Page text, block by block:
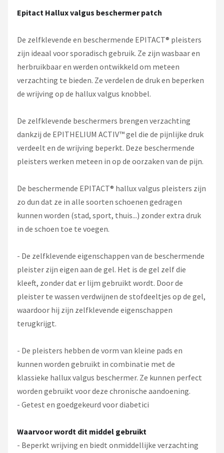
Epitact Hallux valgus beschermer patch
De zelfklevende en beschermende EPITACT® pleisters
zijn ideaal voor sporadisch gebruik. Ze zijn wasbaar en
herbruikbaar en werden ontwikkeld om meteen
verzachting te bieden. Ze verdelen de druk en beperken
de wrijving op de hallux valgus knobbel.
De zelfklevende beschermers brengen verzachting
dankzij de EPITHELIUM ACTIV™ gel die de pijnlijke druk
verdeelt en de wrijving beperkt. Deze beschermende
pleisters werken meteen in op de oorzaken van de pijn.
De beschermende EPITACT® hallux valgus pleisters zijn
zo dun dat ze in alle soorten schoenen gedragen
kunnen worden (stad, sport, thuis...) zonder extra druk
in de schoen toe te voegen.
- De zelfklevende eigenschappen van de beschermende
pleister zijn eigen aan de gel. Het is de gel zelf die
kleeft, zonder dat er lijm gebruikt wordt. Door de
pleister te wassen verdwijnen de stofdeeltjes op de gel,
waardoor hij zijn zelfklevende eigenschappen
terugkrijgt.
- De pleisters hebben de vorm van kleine pads en
kunnen worden gebruikt in combinatie met de
klassieke hallux valgus beschermer. Ze kunnen perfect
worden gebruikt voor deze chronische aandoening.
- Getest en goedgekeurd voor diabetici
Waarvoor wordt dit middel gebruikt
- Beperkt wrijving en biedt onmiddellijke verzachting